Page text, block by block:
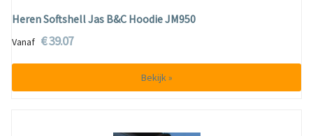
Heren Softshell Jas B&C Hoodie JM950
Vanaf € 39.07
Bekijk »